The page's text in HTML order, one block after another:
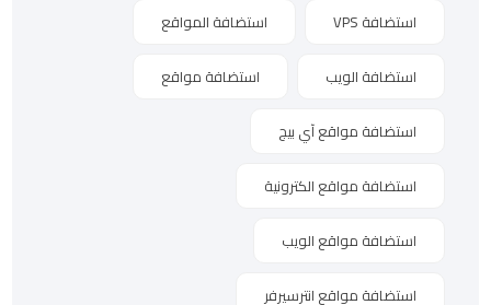
استضافة VPS استضافة المواقع
استضافة الويب استضافة مواقع
استضافة مواقع آي بيج
استضافة مواقع الكترونية
استضافة مواقع الويب
استضافة مواقع انترسيرفر